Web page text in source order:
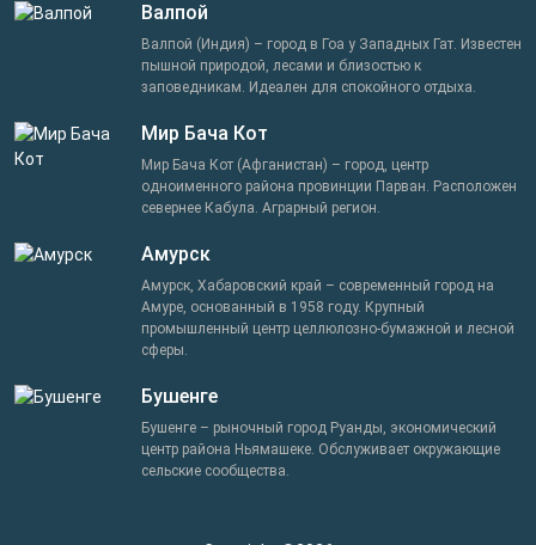
Валпой
Валпой (Индия) – город в Гоа у Западных Гат. Известен
пышной природой, лесами и близостью к
заповедникам. Идеален для спокойного отдыха.
Мир Бача Кот
Мир Бача Кот (Афганистан) – город, центр
одноименного района провинции Парван. Расположен
севернее Кабула. Аграрный регион.
Амурск
Амурск, Хабаровский край – современный город на
Амуре, основанный в 1958 году. Крупный
промышленный центр целлюлозно-бумажной и лесной
сферы.
Бушенге
Бушенге – рыночный город Руанды, экономический
центр района Ньямашеке. Обслуживает окружающие
сельские сообщества.